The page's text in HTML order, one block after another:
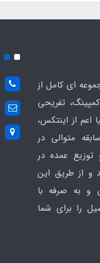
ای کامل از
تفریحی
اعم از اینتکس،
متوالی در
عمده در
و از طریق این
به صرفه با
را برای شما